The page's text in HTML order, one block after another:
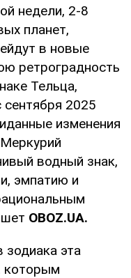
недели, 2-8
планет,
в новые
ретроградность
Тельца,
2025
изменения
водный знак,
эмпатию и
OBOZ.UA.
зодиака эта
которым